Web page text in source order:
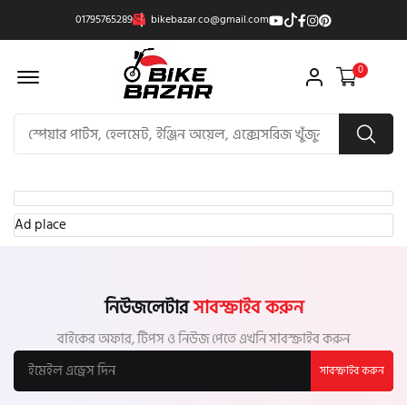
01795765289 bikebazar.co@gmail.com
Offcanvas Menu Open 0
Ad place
নিউজলেটারসাবস্ক্রাইব করুন
বাইকের অফার, টিপস ও নিউজ পেতে এখনি সাবস্ক্রাইব করুন
সাবস্ক্রাইব করুন